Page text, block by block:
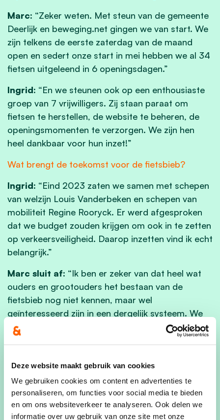
Deze website maakt gebruik van cookies
We gebruiken cookies om content en advertenties te
personaliseren, om functies voor social media te bieden
en om ons websiteverkeer te analyseren. Ook delen we
informatie over uw gebruik van onze site met onze
Marc: “Zeker weten. Met steun van de gemeente
Deerlijk en beweging.net gingen we van start. We
zijn telkens de eerste zaterdag van de maand
open en sedert onze start in mei hebben we al 34
fietsen uitgeleend in 6 openingsdagen.”
Ingrid: “En we steunen ook op een enthousiaste
groep van 7 vrijwilligers. Zij staan paraat om
fietsen te herstellen, de website te beheren, de
openingsmomenten te verzorgen. We zijn hen
heel dankbaar voor hun inzet!”
Wat brengt de toekomst voor de fietsbieb?
Ingrid: “Eind 2023 zaten we samen met schepen
van welzijn Louis Vanderbeken en schepen van
mobiliteit Regine Rooryck. Er werd afgesproken
dat we budget zouden krijgen om ook in te zetten
op verkeersveiligheid. Daarop inzetten vind ik echt
belangrijk.”
Marc sluit af: “Ik ben er zeker van dat heel wat
ouders en grootouders het bestaan van de
fietsbieb nog niet kennen, maar wel
geïnteresseerd zijn in een dergelijk systeem. We
zijn vorig jaar goed van start gegaan, maar ik
geloof dat het alleen nog beter zal worden.”
Bedankt Marc en Ingrid en alvast veel succes
Algemene info: